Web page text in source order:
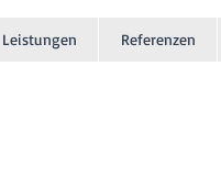
Leistungen Referenzen